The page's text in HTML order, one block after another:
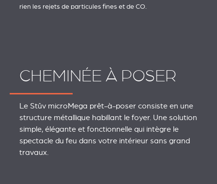
rien les rejets de particules fines et de CO.
CHEMINÉE À POSER
Le Stûv microMega prêt-à-poser consiste en une
structure métallique habillant le foyer. Une solution
simple, élégante et fonctionnelle qui intègre le
spectacle du feu dans votre intérieur sans grand
travaux.